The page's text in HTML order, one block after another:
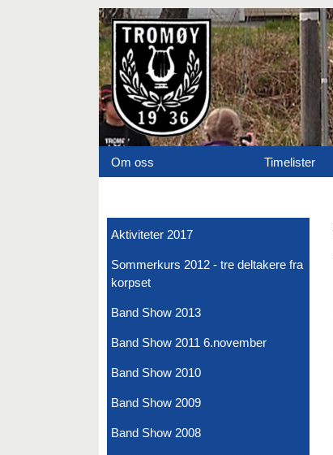
Om oss Timelister
Aktiviteter 2017
Sommerkurs 2012 - tre deltakere fra
korpset
Band Show 2013
Band Show 2011 6.november
Band Show 2010
Band Show 2009
Band Show 2008